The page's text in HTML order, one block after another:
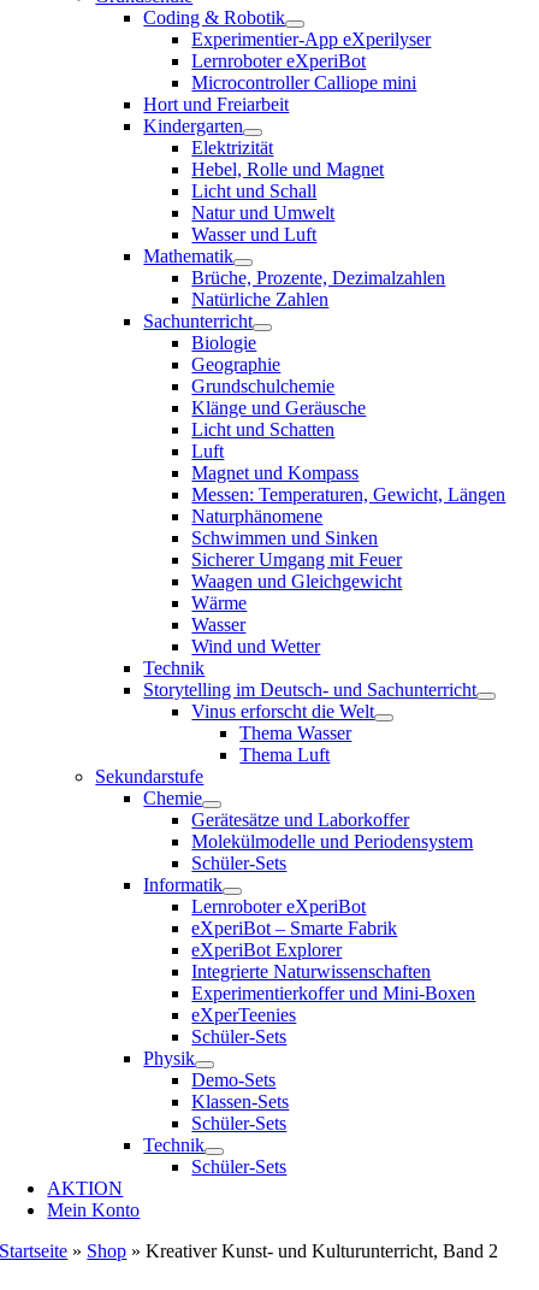
Coding & Robotik
Experimentier-App eXperilyser
Lernroboter eXperiBot
Microcontroller Calliope mini
Hort und Freiarbeit
Kindergarten
Elektrizität
Hebel, Rolle und Magnet
Licht und Schall
Natur und Umwelt
Wasser und Luft
Mathematik
Brüche, Prozente, Dezimalzahlen
Natürliche Zahlen
Sachunterricht
Biologie
Geographie
Grundschulchemie
Klänge und Geräusche
Licht und Schatten
Luft
Magnet und Kompass
Messen: Temperaturen, Gewicht, Längen
Naturphänomene
Schwimmen und Sinken
Sicherer Umgang mit Feuer
Waagen und Gleichgewicht
Wärme
Wasser
Wind und Wetter
Technik
Storytelling im Deutsch- und Sachunterricht
Vinus erforscht die Welt
Thema Wasser
Thema Luft
Sekundarstufe
Chemie
Gerätesätze und Laborkoffer
Molekülmodelle und Periodensystem
Schüler-Sets
Informatik
Lernroboter eXperiBot
eXperiBot – Smarte Fabrik
eXperiBot Explorer
Integrierte Naturwissenschaften
Experimentierkoffer und Mini-Boxen
eXperTeenies
Schüler-Sets
Physik
Demo-Sets
Klassen-Sets
Schüler-Sets
Technik
Schüler-Sets
AKTION
Mein Konto
Startseite » Shop »Kreativer Kunst- und Kulturunterricht, Band 2